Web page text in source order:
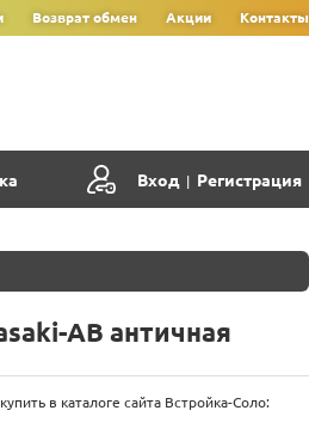
Возврат обмен Акции Контакты
Вход | Регистрация
AB античная
в каталоге сайта Встройка-Соло: